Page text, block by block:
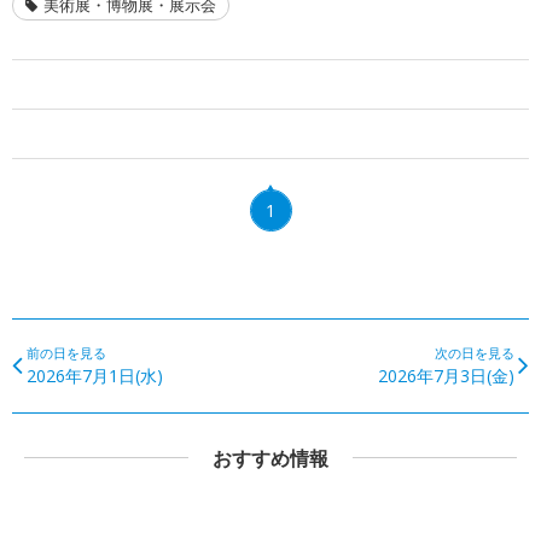
美術展・博物展・展示会
1
前の日を見る
2026年7月1日(水)
次の日を見る
2026年7月3日(金)
おすすめ情報